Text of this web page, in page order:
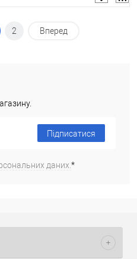
2 Вперед
Підписатися
даних.*